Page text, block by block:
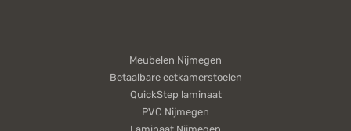
Meubelen Nijmegen
Betaalbare eetkamerstoelen
QuickStep laminaat
PVC Nijmegen